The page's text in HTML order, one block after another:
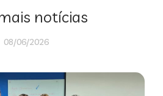
notícias
08/06/2026